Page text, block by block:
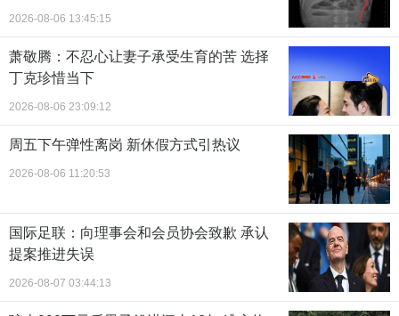
2026-08-06 13:45:15
萧敬腾：不忍心让妻子承受生育的苦 选择
丁克珍惜当下
2026-08-06 23:09:12
周五下午弹性离岗 新休假方式引热议
2026-08-06 11:20:53
国际足联：向理事会和会员协会致歉 承认
提案推进失误
2026-08-07 03:44:13